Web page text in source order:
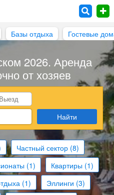
Базы отдыха Гостевые
2026. Аренда
от хозяев
Найти
Частный сектор (8)
(1) Квартиры (1)
(1) Эллинги (3)